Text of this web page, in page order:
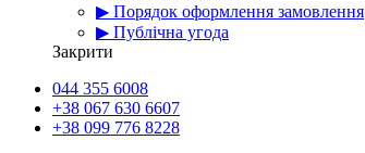
▶ Порядок оформлення замовлення
▶ Публічна угода
Закрити
044 355 6008
+38 067 630 6607
+38 099 776 8228